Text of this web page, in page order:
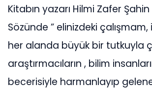
Kitabın yazarı Hilmi Zafer
Sözünde ” elinizdeki
her alanda büyük bir tutkuyla
araştırmacıların , bilim
becerisiyle harmanlayıp